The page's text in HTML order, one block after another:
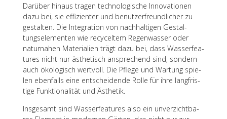
Darüber hinaus tragen tech­no­lo­gi­sche Inno­va­tio­nen
dazu bei, sie effi­zi­en­ter und benut­zer­freund­li­cher zu
gestal­ten. Die Inte­gra­tion von nach­hal­ti­gen Gestal­
tungs­ele­men­ten wie recy­cel­tem Regen­was­ser oder
natur­na­hen Mate­ria­lien trägt dazu bei, dass Wasser­fea­
tures nicht nur ästhe­tisch anspre­chend sind, sondern
auch ökolo­gisch wert­voll. Die Pflege und Wartung spie­
len eben­falls eine entschei­dende Rolle für ihre lang­fris­
tige Funk­tio­na­li­tät und Ästhetik.
Insge­samt sind Wasser­fea­tures also ein unver­zicht­ba­